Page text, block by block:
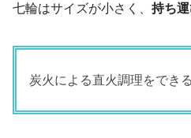
七輪はサイズが小さく、 持ち
炭火による直火調理をでき